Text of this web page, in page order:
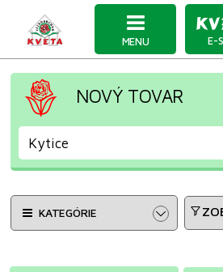
MENU E-
NOVÝ TOVAR
Kytice
KATEGÓRIE